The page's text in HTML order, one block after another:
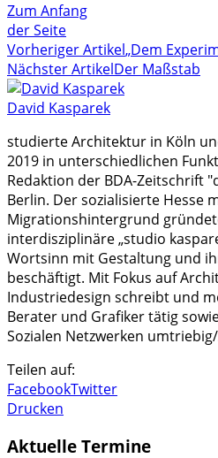
Zum Anfang
der Seite
Vorheriger Artikel„Dem
Nächster ArtikelDer Maßstab
David Kasparek
studierte Architektur in Köln
2019 in unterschiedlichen
Redaktion der BDA-Zeitschrift
Berlin. Der sozialisierte Hesse
Migrationshintergrund
interdisziplinäre „studio
Wortsinn mit Gestaltung und
beschäftigt. Mit Fokus auf
Industriedesign schreibt und
Berater und Grafiker tätig
Sozialen Netzwerken
Teilen auf:
FacebookTwitter
Drucken
Aktuelle Termine